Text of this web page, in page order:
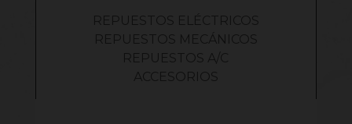
REPUESTOS ELÉCTRICOS
REPUESTOS MECÁNICOS
REPUESTOS A/C
ACCESORIOS